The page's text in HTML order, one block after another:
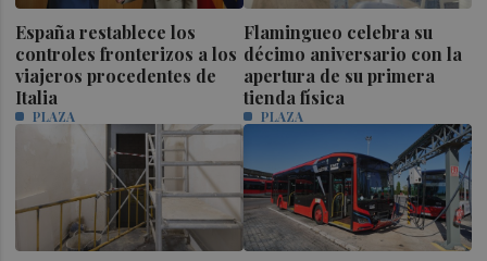
España restablece los
controles fronterizos a los
viajeros procedentes de
Italia
PLAZA
Flamingueo celebra su
décimo aniversario con la
apertura de su primera
tienda física
PLAZA